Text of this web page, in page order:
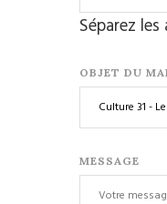
Séparez
OBJET DU
MESSAGE